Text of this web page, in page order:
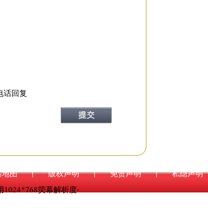
话回复
私隐声明
|
免责声明
|
版权声明
|
图
1024*768荧幕解析度‧